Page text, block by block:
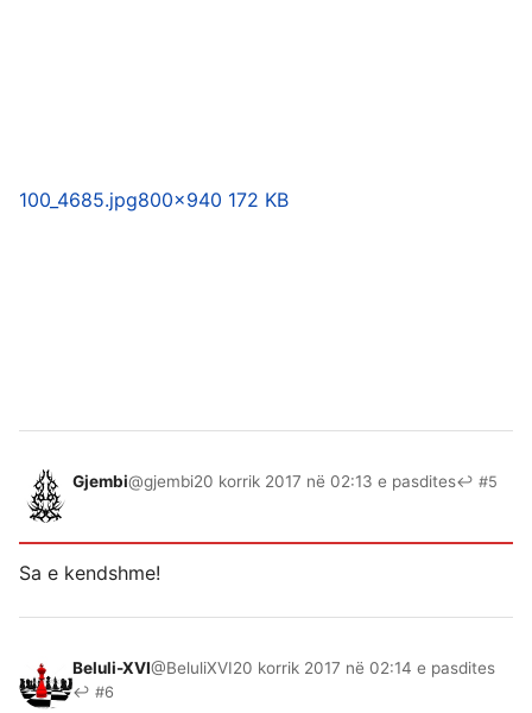
100_4685.jpg800×940 172 KB
Gjembi@gjembi20 korrik 2017 në 02:13 e pasdites↩ #5
Sa e kendshme!
Beluli-XVI@BeluliXVI20 korrik 2017 në 02:14 e pasdites
↩ #6